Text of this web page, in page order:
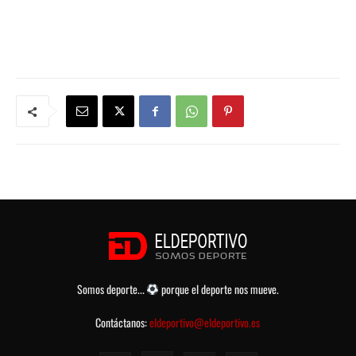
Somos deporte...
porque el deporte nos mueve.
Contáctanos:eldeportivo@eldeportivo.es